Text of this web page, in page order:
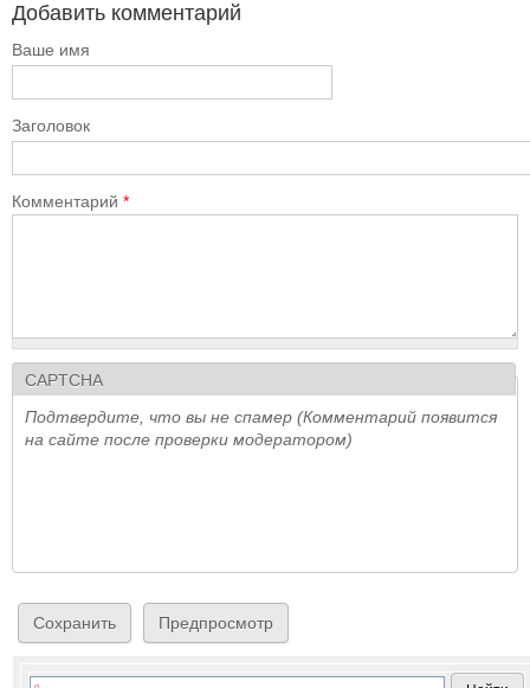
Добавить комментарий
Ваше имя
Заголовок
Комментарий *
CAPTCHA
Подтвердите, что вы не спамер (Комментарий появится
на сайте после проверки модератором)